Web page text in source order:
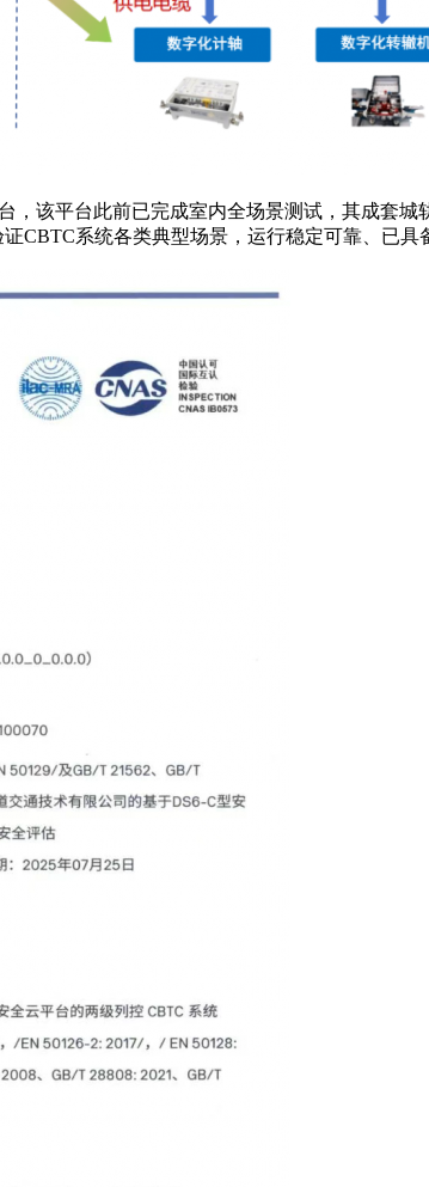
该平台此前已完成室内全场景测试，其成套城
CBTC系统各类典型场景，运行稳定可靠、已具